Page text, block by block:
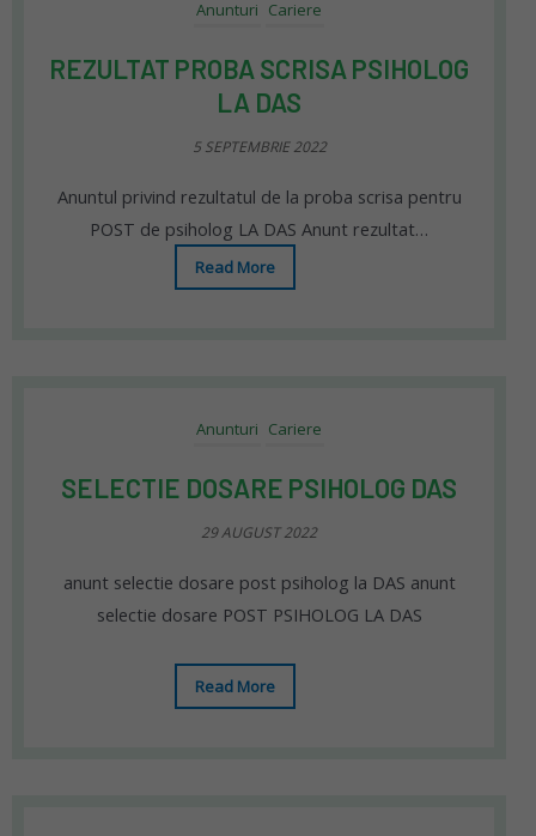
Anunturi Cariere
REZULTAT PROBA SCRISA PSIHOLOG
LA DAS
5 SEPTEMBRIE 2022
Anuntul privind rezultatul de la proba scrisa pentru
POST de psiholog LA DAS Anunt rezultat…
Read More
Anunturi Cariere
SELECTIE DOSARE PSIHOLOG DAS
29 AUGUST 2022
anunt selectie dosare post psiholog la DAS anunt
selectie dosare POST PSIHOLOG LA DAS
Read More